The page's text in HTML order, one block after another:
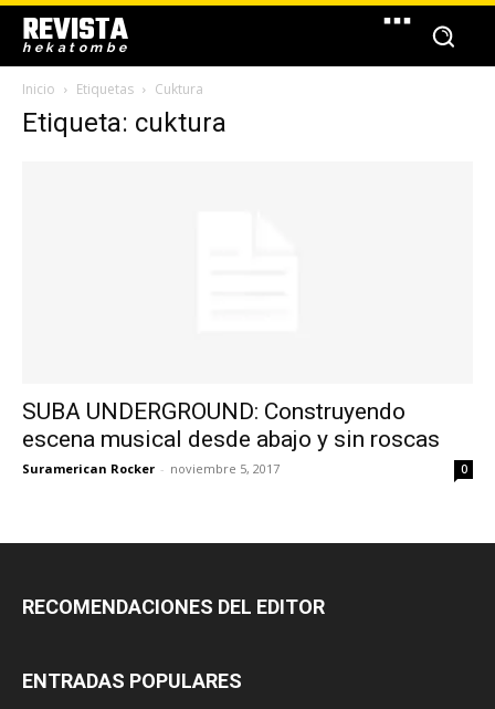
REVISTA
hekatombe
Inicio Etiquetas Cuktura
Etiqueta: cuktura
SUBA UNDERGROUND: Construyendo
escena musical desde abajo y sin roscas
Suramerican Rocker - noviembre 5, 2017 0
RECOMENDACIONES DEL EDITOR
ENTRADAS POPULARES